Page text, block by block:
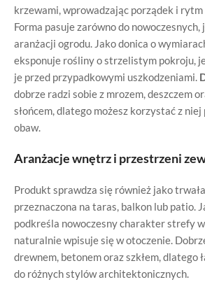
krzewami, wprowadzając porządek i rytm
Forma pasuje zarówno do
aranżacji ogrodu. Jako donica o
eksponuje rośliny o strzelistym pokroju,
je przed przypadkowymi uszkodzeniami.
dobrze radzi sobie z mrozem, deszczem
słońcem, dlatego możesz korzystać z niej
obaw.
Aranżacje wnętrz i przestrzeni
Produkt sprawdza się również jako
przeznaczona na taras, balkon lub patio.
podkreśla nowoczesny charakter strefy
naturalnie wpisuje się w otoczenie.
drewnem, betonem oraz szkłem, dlatego
do różnych stylów architektonicznych.